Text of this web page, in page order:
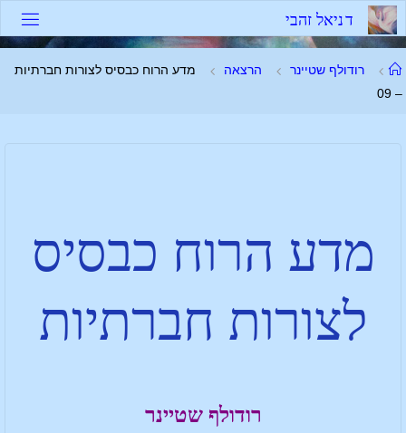
דניאל זהבי
רודולף שטיינר הרצאה
מדע הרוח כבסיס לצורות חברתיות
– 09
מדע הרוח כבסיס
לצורות חברתיות
רודולף שטיינר